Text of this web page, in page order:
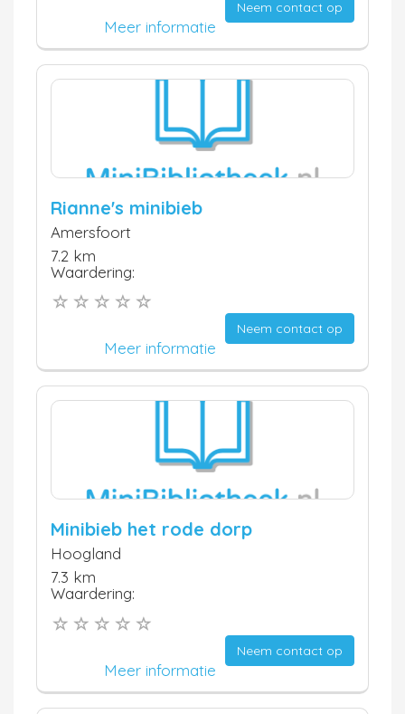
Neem contact op
Meer informatie
Rianne's minibieb
Amersfoort
7.2 km
Waardering:
Neem contact op
Meer informatie
Minibieb het rode dorp
Hoogland
7.3 km
Waardering:
Neem contact op
Meer informatie